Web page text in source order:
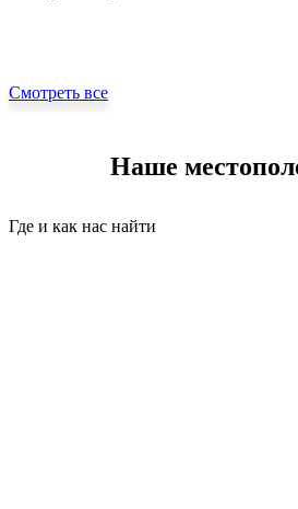
Смотреть все
Наше
Где и как нас найти